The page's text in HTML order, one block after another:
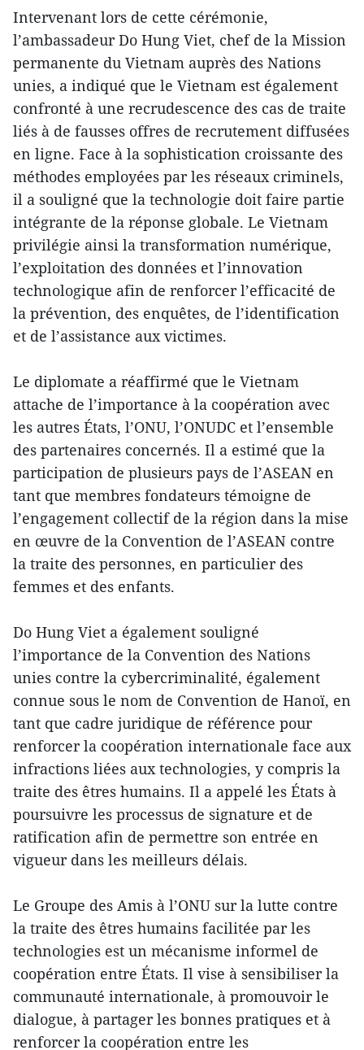
Intervenant lors de cette cérémonie,
l’ambassadeur Do Hung Viet, chef de la Mission
permanente du Vietnam auprès des Nations
unies, a indiqué que le Vietnam est également
confronté à une recrudescence des cas de traite
liés à de fausses offres de recrutement diffusées
en ligne. Face à la sophistication croissante des
méthodes employées par les réseaux criminels,
il a souligné que la technologie doit faire partie
intégrante de la réponse globale. Le Vietnam
privilégie ainsi la transformation numérique,
l’exploitation des données et l’innovation
technologique afin de renforcer l’efficacité de
la prévention, des enquêtes, de l’identification
et de l’assistance aux victimes.
Le diplomate a réaffirmé que le Vietnam
attache de l’importance à la coopération avec
les autres États, l’ONU, l’ONUDC et l’ensemble
des partenaires concernés. Il a estimé que la
participation de plusieurs pays de l’ASEAN en
tant que membres fondateurs témoigne de
l’engagement collectif de la région dans la mise
en œuvre de la Convention de l’ASEAN contre
la traite des personnes, en particulier des
femmes et des enfants.
Do Hung Viet a également souligné
l’importance de la Convention des Nations
unies contre la cybercriminalité, également
connue sous le nom de Convention de Hanoï, en
tant que cadre juridique de référence pour
renforcer la coopération internationale face aux
infractions liées aux technologies, y compris la
traite des êtres humains. Il a appelé les États à
poursuivre les processus de signature et de
ratification afin de permettre son entrée en
vigueur dans les meilleurs délais.
Le Groupe des Amis à l’ONU sur la lutte contre
la traite des êtres humains facilitée par les
technologies est un mécanisme informel de
coopération entre États. Il vise à sensibiliser la
communauté internationale, à promouvoir le
dialogue, à partager les bonnes pratiques et à
renforcer la coopération entre les